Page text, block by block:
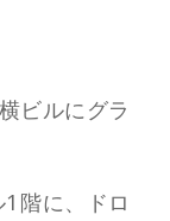
ビルにグラ
階に、ドロ